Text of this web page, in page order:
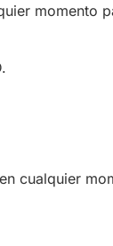
momento
cualquier